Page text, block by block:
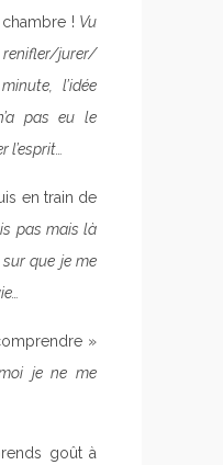
! Vu
jurer/
l’idée
pas eu le
en train de
pas mais là
sur que je me
»
je ne me
goût à